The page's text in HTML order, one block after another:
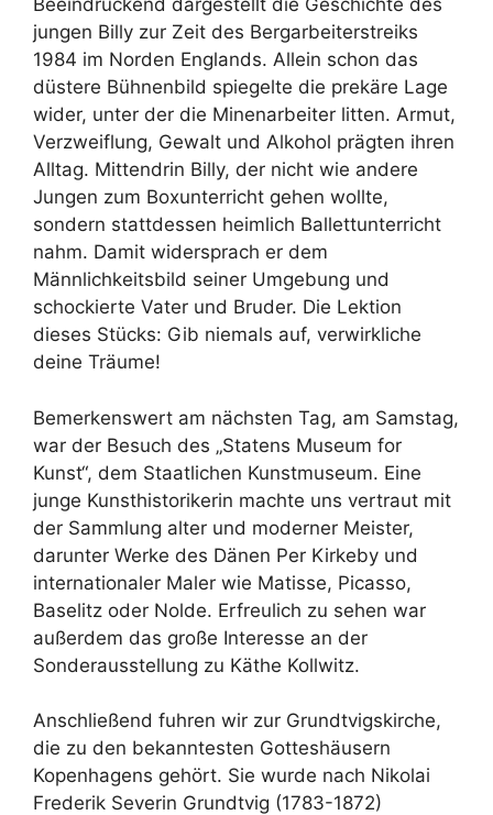
Beeindruckend dargestellt die Geschichte des
jungen Billy zur Zeit des Bergarbeiterstreiks
1984 im Norden Englands. Allein schon das
düstere Bühnenbild spiegelte die prekäre Lage
wider, unter der die Minenarbeiter litten. Armut,
Verzweiflung, Gewalt und Alkohol prägten ihren
Alltag. Mittendrin Billy, der nicht wie andere
Jungen zum Boxunterricht gehen wollte,
sondern stattdessen heimlich Ballettunterricht
nahm. Damit widersprach er dem
Männlichkeitsbild seiner Umgebung und
schockierte Vater und Bruder. Die Lektion
dieses Stücks: Gib niemals auf, verwirkliche
deine Träume!
Bemerkenswert am nächsten Tag, am Samstag,
war der Besuch des „Statens Museum for
Kunst“, dem Staatlichen Kunstmuseum. Eine
junge Kunsthistorikerin machte uns vertraut mit
der Sammlung alter und moderner Meister,
darunter Werke des Dänen Per Kirkeby und
internationaler Maler wie Matisse, Picasso,
Baselitz oder Nolde. Erfreulich zu sehen war
außerdem das große Interesse an der
Sonderausstellung zu Käthe Kollwitz.
Anschließend fuhren wir zur Grundtvigskirche,
die zu den bekanntesten Gotteshäusern
Kopenhagens gehört. Sie wurde nach Nikolai
Frederik Severin Grundtvig (1783-1872)